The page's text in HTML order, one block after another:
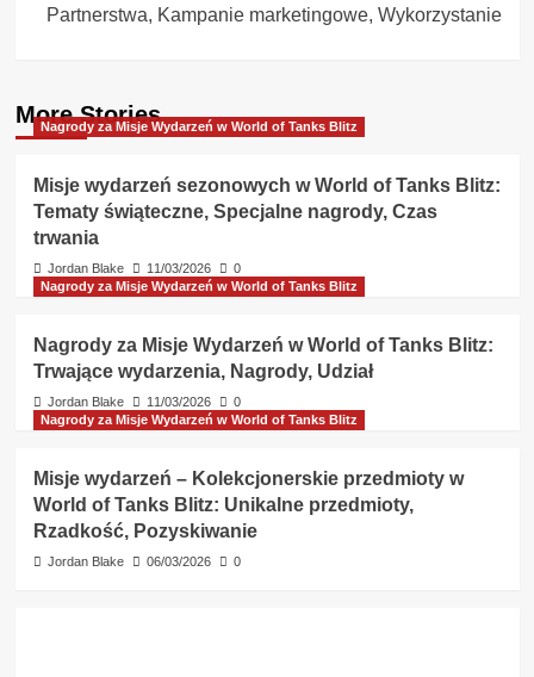
Partnerstwa, Kampanie marketingowe, Wykorzystanie
More Stories
Nagrody za Misje Wydarzeń w World of Tanks Blitz
Misje wydarzeń sezonowych w World of Tanks Blitz:
Tematy świąteczne, Specjalne nagrody, Czas
trwania
Jordan Blake 11/03/2026
0
Nagrody za Misje Wydarzeń w World of Tanks Blitz
Nagrody za Misje Wydarzeń w World of Tanks Blitz:
Trwające wydarzenia, Nagrody, Udział
Jordan Blake 11/03/2026
0
Nagrody za Misje Wydarzeń w World of Tanks Blitz
Misje wydarzeń – Kolekcjonerskie przedmioty w
World of Tanks Blitz: Unikalne przedmioty,
Rzadkość, Pozyskiwanie
Jordan Blake 06/03/2026 0